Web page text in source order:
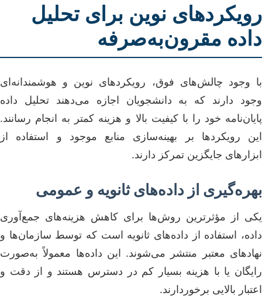
رویکردهای نوین برای تحلیل
داده مقرون‌به‌صرفه
با وجود چالش‌های فوق، رویکردهای نوین و هوشمندانه‌ای
وجود دارند که به دانشجویان اجازه می‌دهند تحلیل داده
پایان‌نامه خود را با کیفیت بالا و هزینه کمتر به انجام رسانند.
این رویکردها بر بهینه‌سازی منابع موجود و استفاده از
ابزارهای جایگزین تمرکز دارند.
بهره‌گیری از داده‌های ثانویه و عمومی
یکی از مؤثرترین روش‌ها برای کاهش هزینه‌های جمع‌آوری
داده، استفاده از داده‌های ثانویه است که توسط سازمان‌ها و
نهادهای معتبر منتشر می‌شوند. این داده‌ها معمولاً به‌صورت
رایگان یا با هزینه بسیار کم در دسترس هستند و از دقت و
اعتبار بالایی برخوردارند.